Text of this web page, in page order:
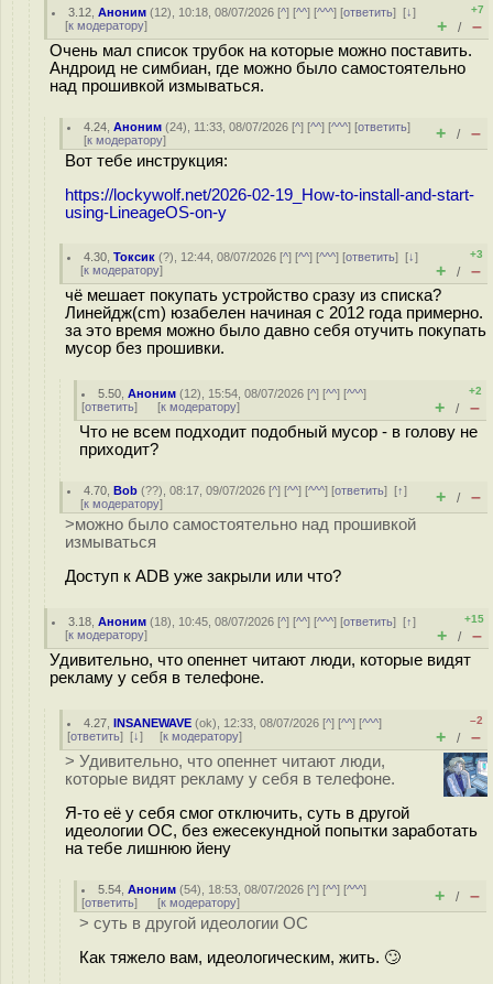
3.12 ,Аноним (12), 10:18, 08/07/2026 [^] [^^] [^^^] [ответить][↓]
[к модератору]
+7
+ / –
Очень мал список трубок на которые можно поставить.
Андроид не симбиан, где можно было самостоятельно
над прошивкой измываться.
4.24 ,Аноним (24), 11:33, 08/07/2026 [^] [^^] [^^^] [ответить]
[к модератору] + / –
Вот тебе инструкция:
https://lockywolf.net/2026-02-19_How-to-install-and-start-
using-LineageOS-on-y
4.30 ,Токсик (?), 12:44, 08/07/2026 [^] [^^] [^^^] [ответить][↓]
[к модератору]
+3
+ / –
чё мешает покупать устройство сразу из списка?
Линейдж(cm) юзабелен начиная с 2012 года примерно.
за это время можно было давно себя отучить покупать
мусор без прошивки.
5.50 ,Аноним (12), 15:54, 08/07/2026 [^] [^^] [^^^]
[ответить] [к модератору]
+2
+ / –
Что не всем подходит подобный мусор - в голову не
приходит?
4.70 ,Bob (??), 08:17, 09/07/2026 [^] [^^] [^^^] [ответить][↑]
[к модератору] + / –
>можно было самостоятельно над прошивкой
измываться
Доступ к ADB уже закрыли или что?
3.18 ,Аноним (18), 10:45, 08/07/2026 [^] [^^] [^^^] [ответить][↑]
[к модератору]
+15
+ / –
Удивительно, что опеннет читают люди, которые видят
рекламу у себя в телефоне.
4.27 ,INSANEWAVE (ok), 12:33, 08/07/2026 [^] [^^] [^^^]
[ответить] [↓] [к модератору]
–2
+ / –
> Удивительно, что опеннет читают люди,
которые видят рекламу у себя в телефоне.
Я-то её у себя смог отключить, суть в другой
идеологии ОС, без ежесекундной попытки заработать
на тебе лишнюю йену
5.54 ,Аноним (54), 18:53, 08/07/2026 [^] [^^] [^^^]
[ответить] [к модератору] + / –
> суть в другой идеологии ОС
Как тяжело вам, идеологическим, жить. 🙄